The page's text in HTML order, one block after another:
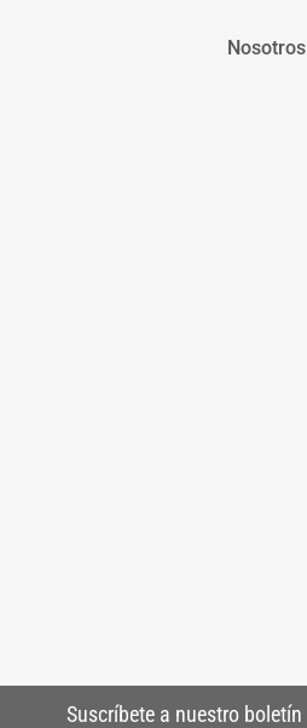
Nosotros
Suscríbete a nuestro boletín